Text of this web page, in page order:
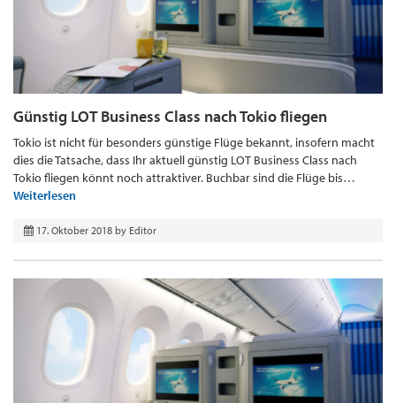
Günstig LOT Business Class nach Tokio fliegen
Tokio ist nicht für besonders günstige Flüge bekannt, insofern macht
dies die Tatsache, dass Ihr aktuell günstig LOT Business Class nach
Tokio fliegen könnt noch attraktiver. Buchbar sind die Flüge bis…
Weiterlesen
17. Oktober 2018 by Editor